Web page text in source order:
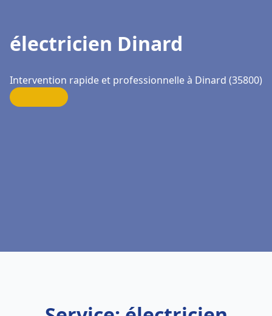
électricien Dinard
Intervention rapide et professionnelle à Dinard (35800)